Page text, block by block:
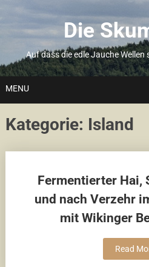
content
Die
Auf dass die edle Jauche
MENU
Kategorie: Island
Fermentierter Hai,
und nach Verzehr
mit Wikinger
Read
navigation